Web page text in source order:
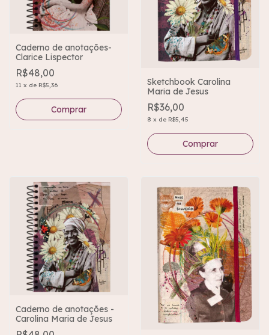
Caderno de anotações-
Clarice Lispector
R$48,00
11 x de R$5,36
Sketchbook Carolina
Maria de Jesus
R$36,00
8 x de R$5,45
Caderno de anotações -
Carolina Maria de Jesus